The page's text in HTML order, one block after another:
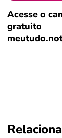
Acesse o
gratuito